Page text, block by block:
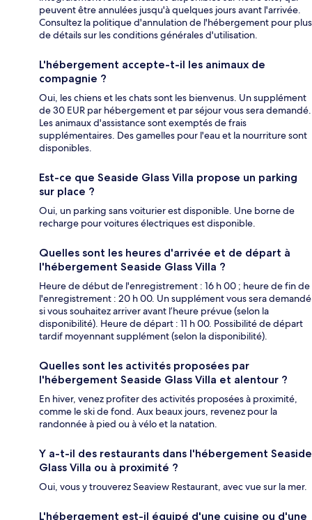
peuvent être annulées jusqu'à quelques jours avant l'arrivée.
Consultez la politique d'annulation de l'hébergement pour plus
de détails sur les conditions générales d'utilisation.
L'hébergement accepte-t-il les animaux de
compagnie ?
Oui, les chiens et les chats sont les bienvenus. Un supplément
de 30 EUR par hébergement et par séjour vous sera demandé.
Les animaux d'assistance sont exemptés de frais
supplémentaires. Des gamelles pour l'eau et la nourriture sont
disponibles.
Est-ce que Seaside Glass Villa propose un parking
sur place ?
Oui, un parking sans voiturier est disponible. Une borne de
recharge pour voitures électriques est disponible.
Quelles sont les heures d'arrivée et de départ à
l'hébergement Seaside Glass Villa ?
Heure de début de l'enregistrement : 16 h 00 ; heure de fin de
l'enregistrement : 20 h 00. Un supplément vous sera demandé
si vous souhaitez arriver avant l’heure prévue (selon la
disponibilité). Heure de départ : 11 h 00. Possibilité de départ
tardif moyennant supplément (selon la disponibilité).
Quelles sont les activités proposées par
l'hébergement Seaside Glass Villa et alentour ?
En hiver, venez profiter des activités proposées à proximité,
comme le ski de fond. Aux beaux jours, revenez pour la
randonnée à pied ou à vélo et la natation.
Y a-t-il des restaurants dans l'hébergement Seaside
Glass Villa ou à proximité ?
Oui, vous y trouverez Seaview Restaurant, avec vue sur la mer.
L'hébergement est-il équipé d'une cuisine ou d'une